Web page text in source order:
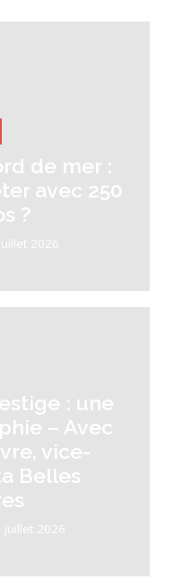
de mer :
avec 250
?
2026
: une
– Avec
vice-
Belles
juillet 2026